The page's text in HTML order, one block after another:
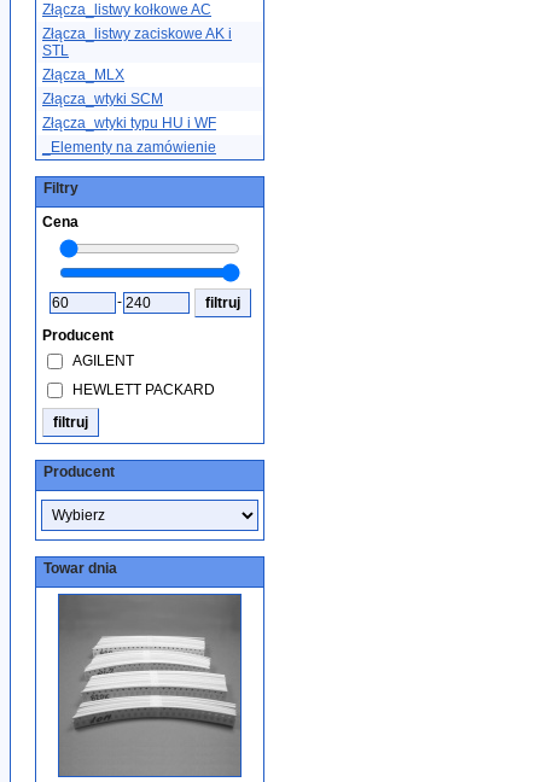
Złącza_listwy kołkowe AC
Złącza_listwy zaciskowe AK i
STL
Złącza_MLX
Złącza_wtyki SCM
Złącza_wtyki typu HU i WF
_Elementy na zamówienie
Filtry
Cena
-
Producent
AGILENT
HEWLETT PACKARD
Producent
Towar dnia